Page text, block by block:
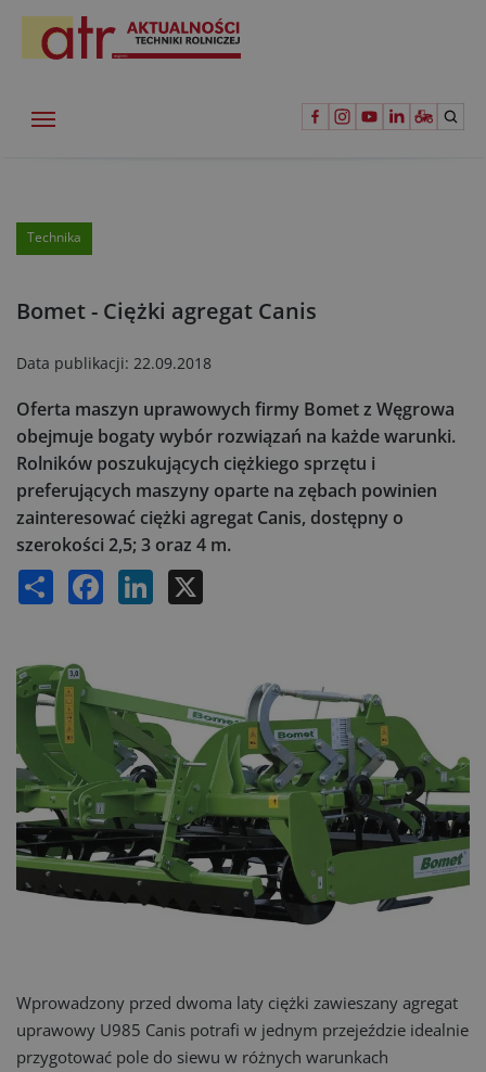
Technika
Bomet - Ciężki agregat Canis
Data publikacji: 22.09.2018
Oferta maszyn uprawowych firmy Bomet z Węgrowa
obejmuje bogaty wybór rozwiązań na każde warunki.
Rolników poszukujących ciężkiego sprzętu i
preferujących maszyny oparte na zębach powinien
zainteresować ciężki agregat Canis, dostępny o
szerokości 2,5; 3 oraz 4 m.
Share Facebook LinkedIn
Wprowadzony przed dwoma laty ciężki zawieszany agregat
uprawowy U985 Canis potrafi w jednym przejeździe idealnie
przygotować pole do siewu w różnych warunkach